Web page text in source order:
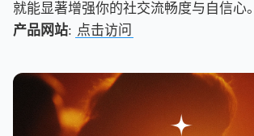
就能显著增强你的社交流畅度与自信心。
产品网站: 点击访问